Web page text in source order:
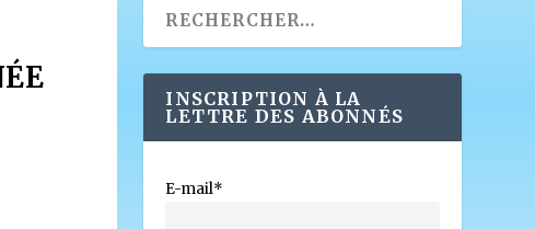
INSCRIPTION À LA
LETTRE DES ABONNÉS
E-mail*